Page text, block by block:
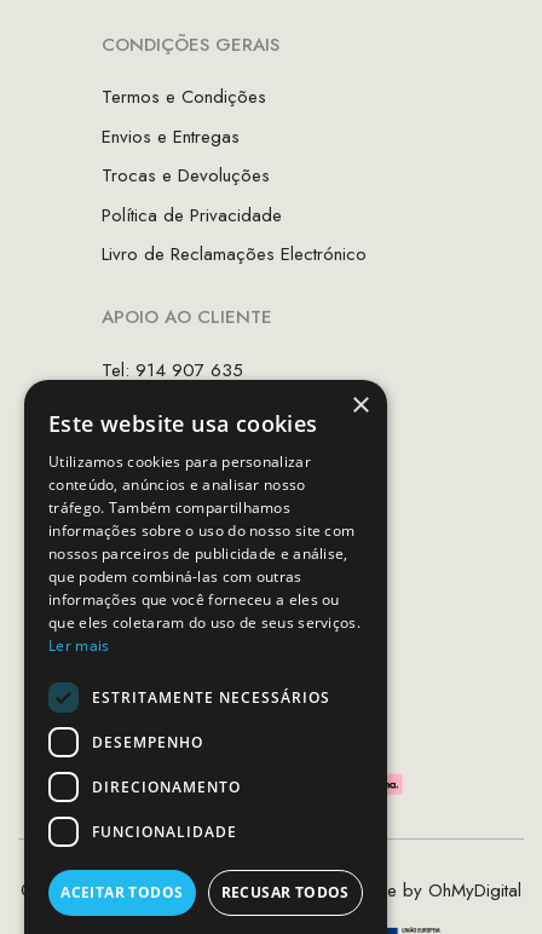
CONDIÇÕES GERAIS
Termos e Condições
Envios e Entregas
Trocas e Devoluções
Política de Privacidade
Livro de Reclamações Electrónico
APOIO AO CLIENTE
Tel: 914 907 635
Horário de contacto:
Dias úteis das 10h as 19h
SEGUE-NOS
PAGAMENTOS SEGUROS
©2020 - 2026 MCS - Mob Crew Store | Made by OhMyDigital
×
Este website usa cookies
Utilizamos cookies para personalizar
conteúdo, anúncios e analisar nosso
tráfego. Também compartilhamos
informações sobre o uso do nosso site com
nossos parceiros de publicidade e análise,
que podem combiná-las com outras
informações que você forneceu a eles ou
que eles coletaram do uso de seus serviços.
Ler mais
ESTRITAMENTE NECESSÁRIOS
DESEMPENHO
DIRECIONAMENTO
FUNCIONALIDADE
ACEITAR TODOS RECUSAR TODOS